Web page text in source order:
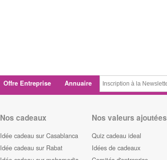
Offre Entreprise Annuaire
Nos cadeaux
Idée cadeau sur Casablanca
Idée cadeau sur Rabat
Nos valeurs ajoutées
Quiz cadeau ideal
Idées de cadeaux